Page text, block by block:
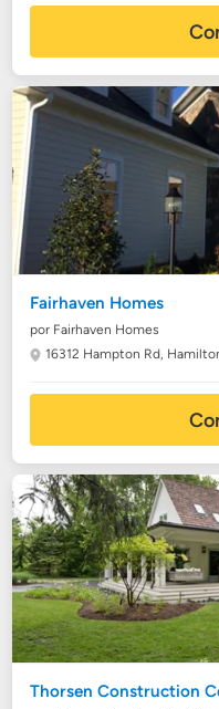
Fairhaven Homes
por Fairhaven Homes
16312 Hampton Rd,
Thorsen Construction